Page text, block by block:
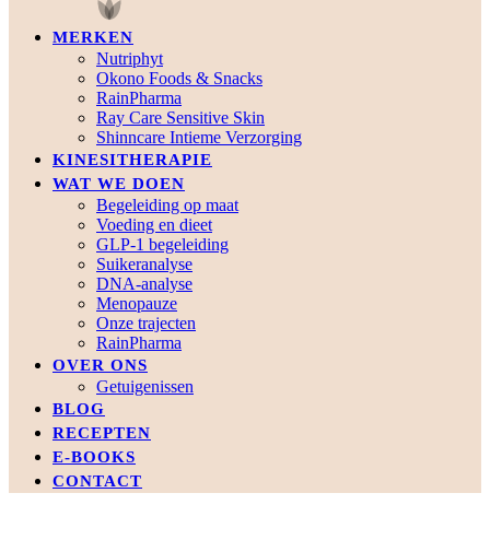
MERKEN
Nutriphyt
Okono Foods & Snacks
RainPharma
Ray Care Sensitive Skin
Shinncare Intieme Verzorging
KINESITHERAPIE
WAT WE DOEN
Begeleiding op maat
Voeding en dieet
GLP-1 begeleiding
Suikeranalyse
DNA-analyse
Menopauze
Onze trajecten
RainPharma
OVER ONS
Getuigenissen
BLOG
RECEPTEN
E-BOOKS
CONTACT